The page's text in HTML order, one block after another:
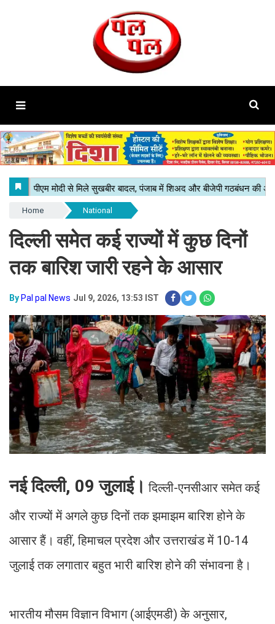
Home National
दिल्ली समेत कई राज्यों में कुछ दिनों
तक बारिश जारी रहने के आसार
By Pal pal News Jul 9, 2026, 13:53 IST
नई दिल्ली, 09 जुलाई। दिल्ली-एनसीआर समेत कई
और राज्यों में अगले कुछ दिनों तक झमाझम बारिश होने के
आसार हैं। वहीं, हिमाचल प्रदेश और उत्तराखंड में 10-14
जुलाई तक लगातार बहुत भारी बारिश होने की संभावना है।
भारतीय मौसम विज्ञान विभाग (आईएमडी) के अनुसार,